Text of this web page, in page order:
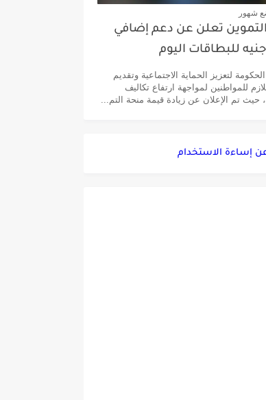
شهور
التموين تعلن عن دعم إضافي
لتعزيز الحماية الاجتماعية وتقديم
للمواطنين لمواجهة ارتفاع تكاليف
حيث تم الإعلان عن زيادة قيمة منحة التم...
عن إساءة الاستخدام